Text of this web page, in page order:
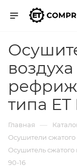
воздуха
типа ET
Главная —
Осушители сжатого
Осушитель сжатого
90-16